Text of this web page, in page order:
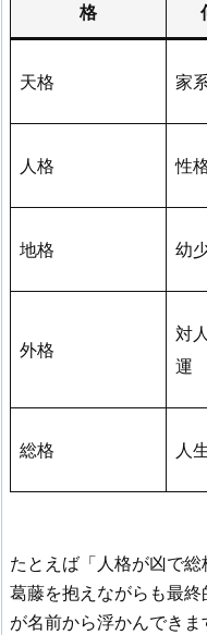
格
天格 家
人格 性
地格 幼
外格
対
運
総格 人
たとえば「人格が凶で
葛藤を抱えながらも最
が名前から浮かんできま